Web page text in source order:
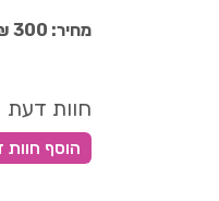
מחיר: 300 ₪ לזוג עד 3 שעות
חוות דעת